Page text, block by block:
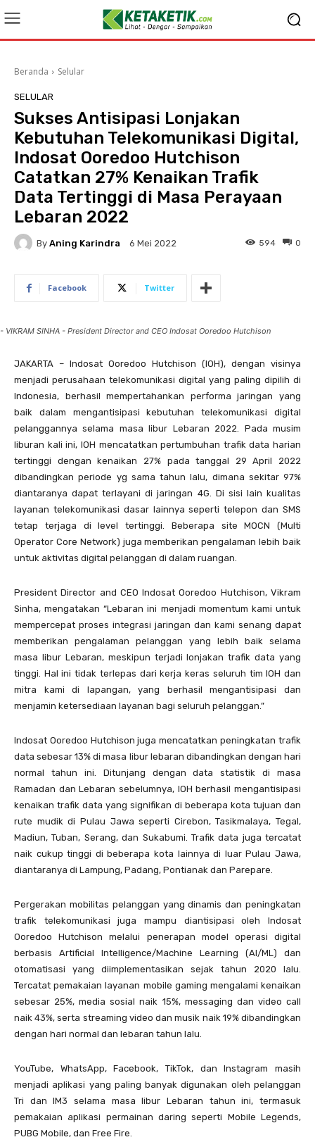
Beranda Selular
SELULAR
Sukses Antisipasi Lonjakan
Kebutuhan Telekomunikasi Digital,
Indosat Ooredoo Hutchison
Catatkan 27% Kenaikan Trafik
Data Tertinggi di Masa Perayaan
Lebaran 2022
By Aning Karindra 6 Mei 2022 0
594
Facebook Twitter
- VIKRAM SINHA - President Director and CEO Indosat Ooredoo Hutchison
JAKARTA – Indosat Ooredoo Hutchison (IOH), dengan visinya
menjadi perusahaan telekomunikasi digital yang paling dipilih di
Indonesia, berhasil mempertahankan performa jaringan yang
baik dalam mengantisipasi kebutuhan telekomunikasi digital
pelanggannya selama masa libur Lebaran 2022. Pada musim
liburan kali ini, IOH mencatatkan pertumbuhan trafik data harian
tertinggi dengan kenaikan 27% pada tanggal 29 April 2022
dibandingkan periode yg sama tahun lalu, dimana sekitar 97%
diantaranya dapat terlayani di jaringan 4G. Di sisi lain kualitas
layanan telekomunikasi dasar lainnya seperti telepon dan SMS
tetap terjaga di level tertinggi. Beberapa site MOCN (Multi
Operator Core Network) juga memberikan pengalaman lebih baik
untuk aktivitas digital pelanggan di dalam ruangan.
President Director and CEO Indosat Ooredoo Hutchison, Vikram
Sinha, mengatakan “Lebaran ini menjadi momentum kami untuk
mempercepat proses integrasi jaringan dan kami senang dapat
memberikan pengalaman pelanggan yang lebih baik selama
masa libur Lebaran, meskipun terjadi lonjakan trafik data yang
tinggi. Hal ini tidak terlepas dari kerja keras seluruh tim IOH dan
mitra kami di lapangan, yang berhasil mengantisipasi dan
menjamin ketersediaan layanan bagi seluruh pelanggan.”
Indosat Ooredoo Hutchison juga mencatatkan peningkatan trafik
data sebesar 13% di masa libur lebaran dibandingkan dengan hari
normal tahun ini. Ditunjang dengan data statistik di masa
Ramadan dan Lebaran sebelumnya, IOH berhasil mengantisipasi
kenaikan trafik data yang signifikan di beberapa kota tujuan dan
rute mudik di Pulau Jawa seperti Cirebon, Tasikmalaya, Tegal,
Madiun, Tuban, Serang, dan Sukabumi. Trafik data juga tercatat
naik cukup tinggi di beberapa kota lainnya di luar Pulau Jawa,
diantaranya di Lampung, Padang, Pontianak dan Parepare.
Pergerakan mobilitas pelanggan yang dinamis dan peningkatan
trafik telekomunikasi juga mampu diantisipasi oleh Indosat
Ooredoo Hutchison melalui penerapan model operasi digital
berbasis Artificial Intelligence/Machine Learning (AI/ML) dan
otomatisasi yang diimplementasikan sejak tahun 2020 lalu.
Tercatat pemakaian layanan mobile gaming mengalami kenaikan
sebesar 25%, media sosial naik 15%, messaging dan video call
naik 43%, serta streaming video dan musik naik 19% dibandingkan
dengan hari normal dan lebaran tahun lalu.
YouTube, WhatsApp, Facebook, TikTok, dan Instagram masih
menjadi aplikasi yang paling banyak digunakan oleh pelanggan
Tri dan IM3 selama masa libur Lebaran tahun ini, termasuk
pemakaian aplikasi permainan daring seperti Mobile Legends,
PUBG Mobile, dan Free Fire.